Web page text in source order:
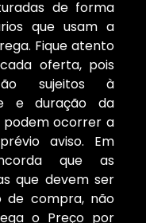
de forma
que usam a
Fique atento
oferta, pois
sujeitos à
e duração da
ocorrer a
aviso. Em
que as
que devem ser
de compra, não
o Preço por